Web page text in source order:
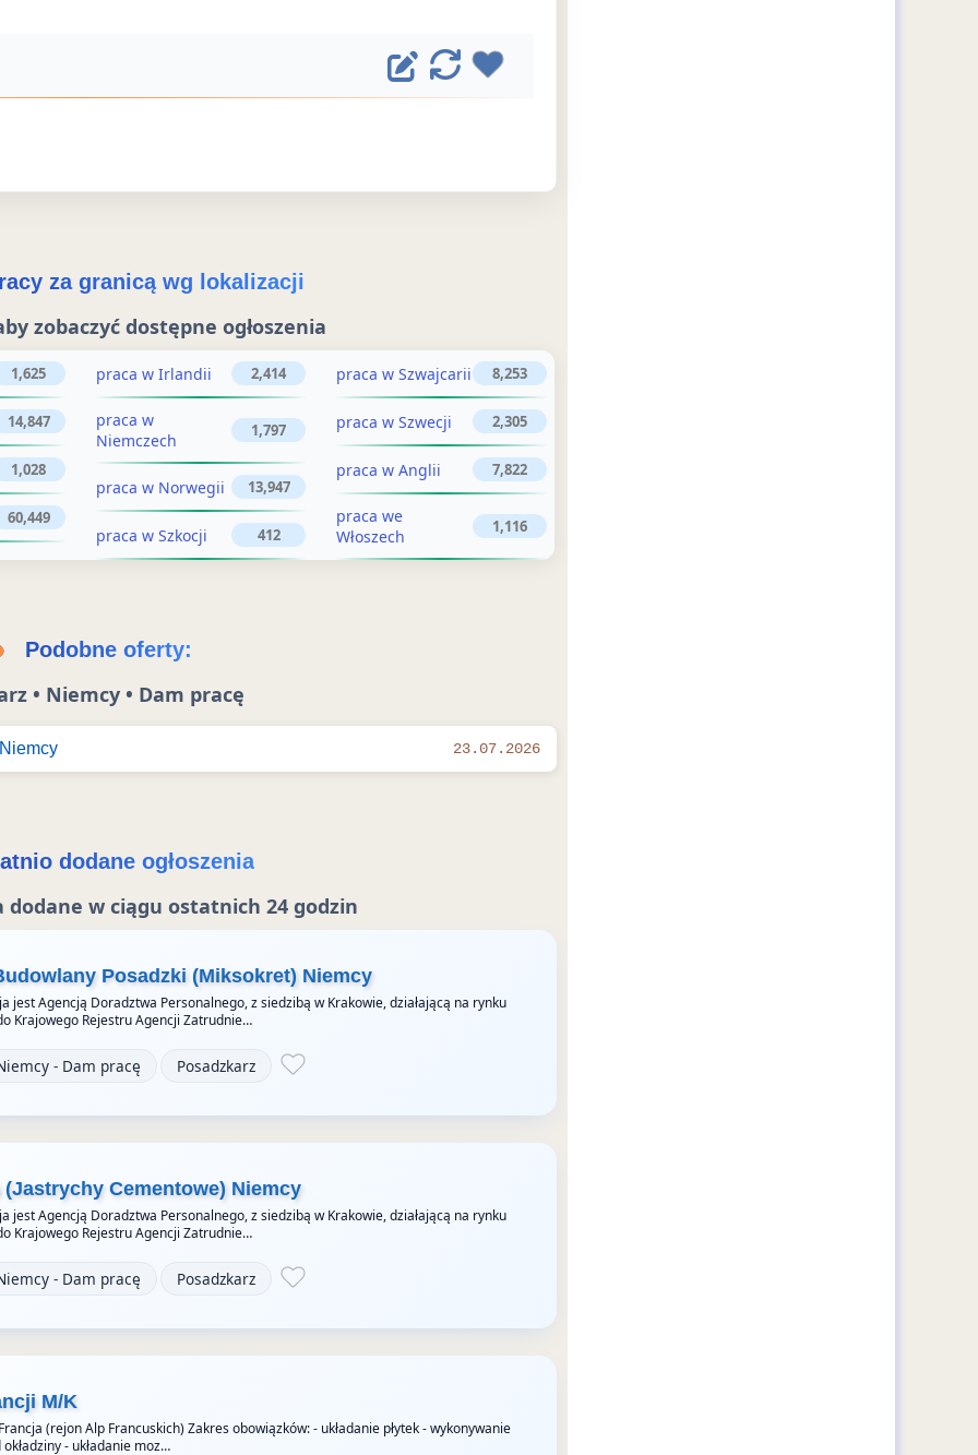
E
d
t
g
ł
o
s
e
O
d
i
g
ł
o
s
z
e
n
za granicą wg lokalizacji
zobaczyć dostępne ogłoszenia
1,625
14,847
1,028
60,449
praca w Irlandii 2,414
praca w
Niemczech
1,797
praca w Norwegii 13,947
praca w Szkocji 412
praca w Szwajcarii 8,253
praca w Szwecji 2,305
praca w Anglii 7,822
praca we
Włoszech
1,116
Podobne oferty:
• Niemcy • Dam pracę
23.07.2026
dodane ogłoszenia
dodane w ciągu ostatnich 24 godzin
Posadzki (Miksokret) Niemcy
jest Agencją Doradztwa Personalnego, z siedzibą w Krakowie, działającą na rynku
Krajowego Rejestru Agencji Zatrudnie…
- Dam pracę Posadzkarz
(Jastrychy Cementowe) Niemcy
jest Agencją Doradztwa Personalnego, z siedzibą w Krakowie, działającą na rynku
Krajowego Rejestru Agencji Zatrudnie…
- Dam pracę Posadzkarz
M/K
(rejon Alp Francuskich) Zakres obowiązków: - układanie płytek - wykonywanie
- układanie moz…